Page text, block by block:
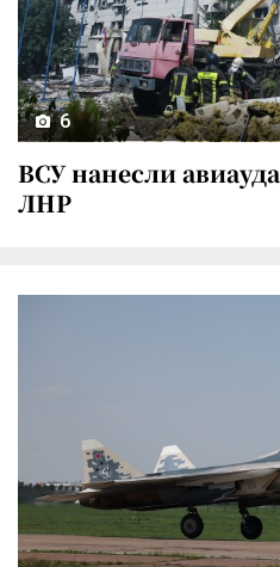
6
ВСУ нанесли
ЛНР